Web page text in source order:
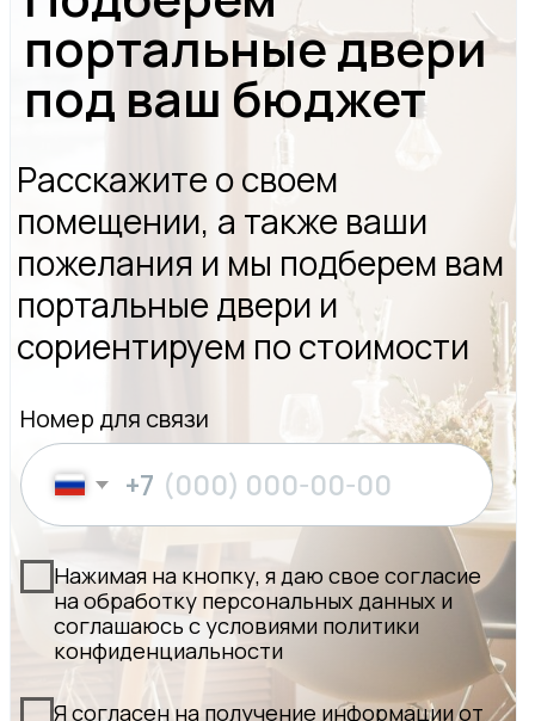
privet@oknapeople.ru
Написать в WhatsApp
Москва, Нижняя Красносельская 35, стр.3
Шоурум
Режим работы: Пн-Пт с 9:00 до 18:00,
Политика конфиденциальности и обработки
персональных данных
Гарантия и доставка